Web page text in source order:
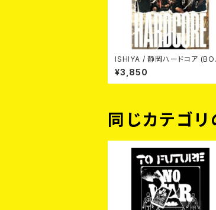
ISHIYA / 静岡ハードコア
K)
¥3,850
同じカテゴ